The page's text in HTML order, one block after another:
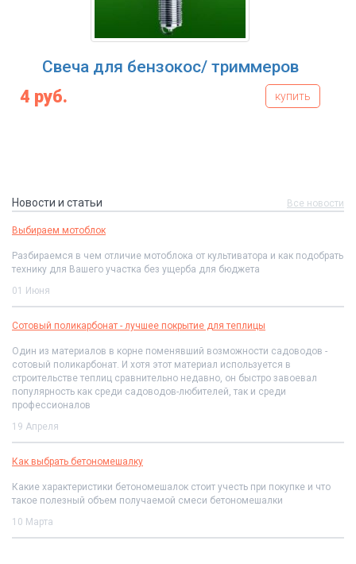
Свеча для бензокос/ триммеров
4 руб. купить
Новости и статьи Все новости
Выбираем мотоблок
Разбираемся в чем отличие мотоблока от культиватора и как подобрать
технику для Вашего участка без ущерба для бюджета
01 Июня
Сотовый поликарбонат - лучшее покрытие для теплицы
Один из материалов в корне поменявший возможности садоводов -
сотовый поликарбонат. И хотя этот материал используется в
строительстве теплиц сравнительно недавно, он быстро завоевал
популярность как среди садоводов-любителей, так и среди
профессионалов
19 Апреля
Как выбрать бетономешалку
Какие характеристики бетономешалок стоит учесть при покупке и что
такое полезный объем получаемой смеси бетономешалки
10 Марта